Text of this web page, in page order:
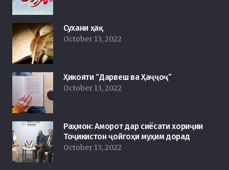
Сухани ҳақ
October 13, 2022
Ҳикояти “Дарвеш ва Ҳаҷҷоҷ”
October 13, 2022
Раҳмон: Аморот дар сиёсати хориҷии
Тоҷикистон ҷойгоҳи муҳим дорад
October 13, 2022